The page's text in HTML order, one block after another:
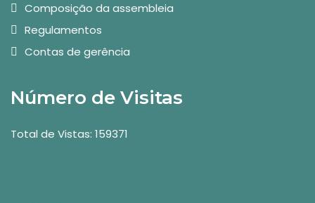
Composição da assembleia
Regulamentos
Contas de gerência
Número de Visitas
Total de Vistas: 159371